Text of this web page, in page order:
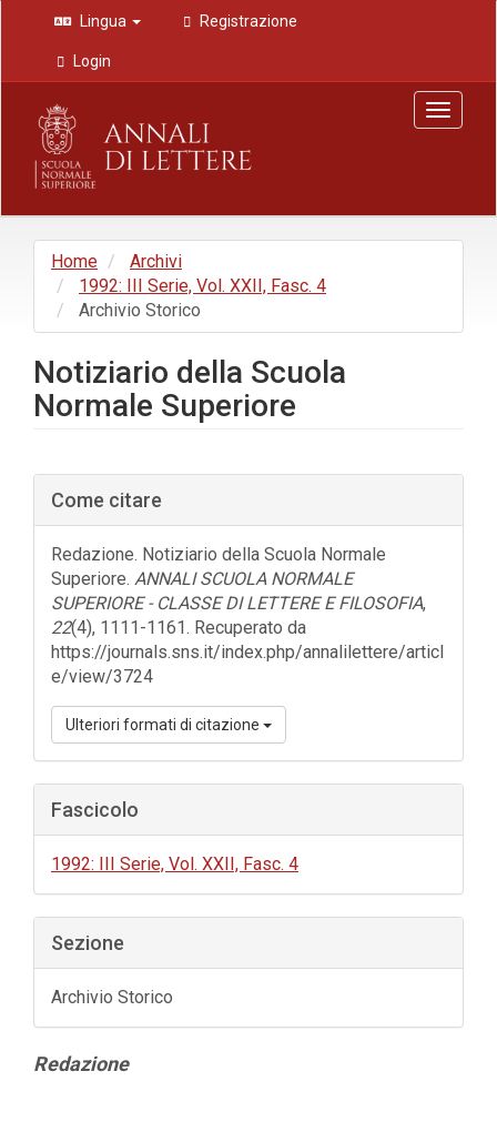
Navigazione
principale
Contenuto
principale
Barra
laterale
Lingua Registrazione
Login
Toggle
Home
Archivi
1992: III Serie, Vol. XXII, Fasc. 4
Archivio Storico
Notiziario della Scuola
Normale Superiore
Barra
laterale
dell'articolo
Come citare
Redazione. Notiziario della Scuola Normale
Superiore. ANNALI SCUOLA NORMALE
SUPERIORE - CLASSE DI LETTERE E FILOSOFIA,
22(4), 1111-1161. Recuperato da
https://journals.sns.it/index.php/annalilettere/articl
e/view/3724
Ulteriori formati di citazione
Fascicolo
1992: III Serie, Vol. XXII, Fasc. 4
Sezione
Archivio Storico
Contenuto
Redazione